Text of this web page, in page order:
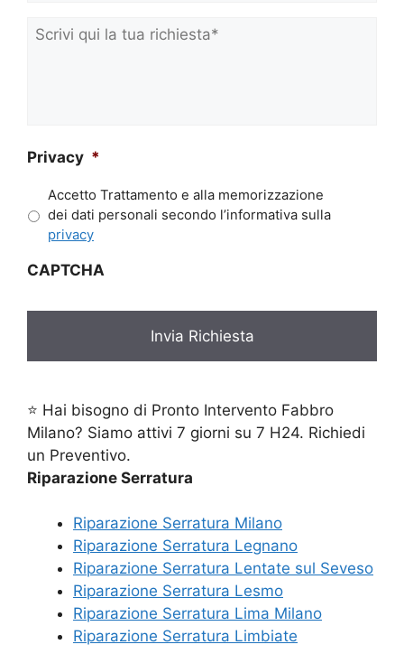
m
Scrivi
qui
Privacy *
Accetto Trattamento e alla memorizzazione
dei dati personali secondo l’informativa sulla
privacy
CAPTCHA
⭐ Hai bisogno di Pronto Intervento Fabbro
Milano? Siamo attivi 7 giorni su 7 H24. Richiedi
un Preventivo.
Riparazione Serratura
Riparazione Serratura Milano
Riparazione Serratura Legnano
Riparazione Serratura Lentate sul Seveso
Riparazione Serratura Lesmo
Riparazione Serratura Lima Milano
Riparazione Serratura Limbiate